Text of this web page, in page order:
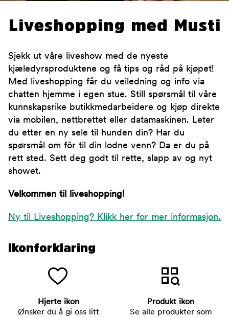
Liveshopping med Musti
Sjekk ut våre liveshow med de nyeste
kjæledyrsproduktene og få tips og råd på kjøpet!
Med liveshopping får du veiledning og info via
chatten hjemme i egen stue. Still spørsmål til våre
kunnskapsrike butikkmedarbeidere og kjøp direkte
via mobilen, nettbrettet eller datamaskinen. Leter
du etter en ny sele til hunden din? Har du
spørsmål om fôr til din lodne venn? Da er du på
rett sted. Sett deg godt til rette, slapp av og nyt
showet.
Velkommen til liveshopping!
Ny til Liveshopping? Klikk her for mer informasjon.
Ikonforklaring
Hjerte ikon
Ønsker du å gi oss litt
Produkt ikon
Se alle produkter som